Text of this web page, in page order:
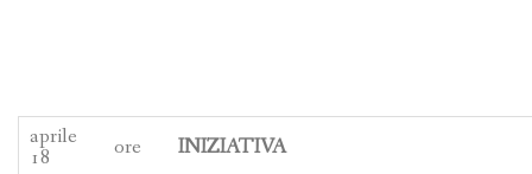
aprile
18 ore INIZIATIVA